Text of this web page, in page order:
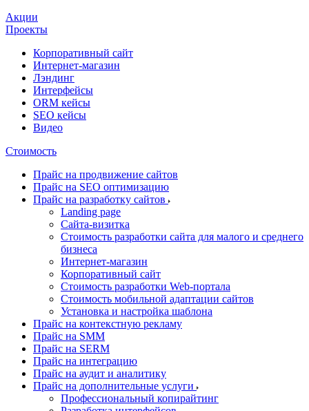
Акции
Проекты
Корпоративный сайт
Интернет-магазин
Лэндинг
Интерфейсы
ORM кейсы
SEO кейсы
Видео
Стоимость
Прайс на продвижение сайтов
Прайс на SEO оптимизацию
Прайс на разработку сайтов
Landing page
Cайта-визитка
Стоимость разработки сайта для малого и среднего
бизнеса
Интернет-магазин
Корпоративный сайт
Стоимость разработки Web-портала
Стоимость мобильной адаптации сайтов
Установка и настройка шаблона
Прайс на контекстную рекламу
Прайс на SMM
Прайс на SERM
Прайс на интеграцию
Прайс на аудит и аналитику
Прайс на дополнительные услуги
Профессиональный копирайтинг